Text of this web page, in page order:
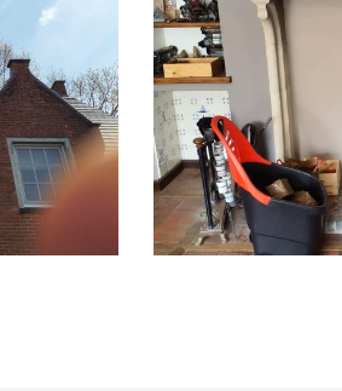
Image
2022-
04-
15
at
12.42.37
PM